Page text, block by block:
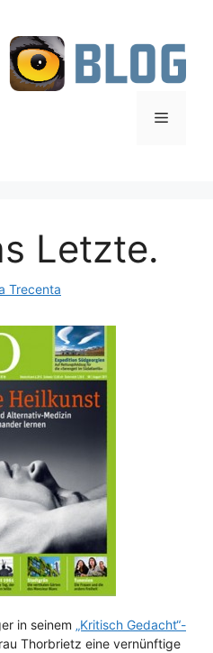
Menü
Letzte.
Trecenta
in seinem „Kritisch Gedacht“-
Thorbrietz eine vernünftige